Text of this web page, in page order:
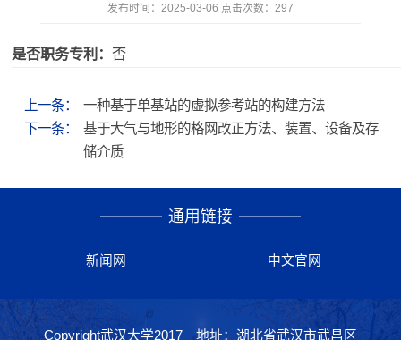
发布时间：2025-03-06 点击次数： 297
是否职务专利： 否
上一条：
一种基于单基站的虚拟参考站的构建方法
下一条：
基于大气与地形的格网改正方法、装置、设备及存
储介质
通用链接
新闻网 中文官网
Copyright武汉大学2017 地址：湖北省武汉市武昌区